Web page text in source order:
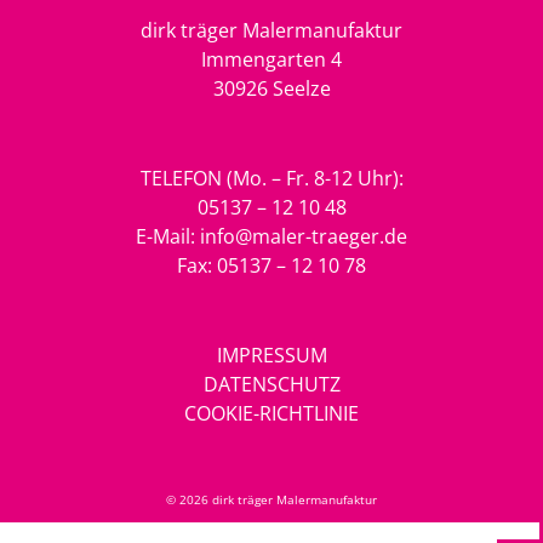
dirk träger Malermanufaktur
Immengarten 4
30926 Seelze
TELEFON (Mo. – Fr. 8-12 Uhr):
05137 – 12 10 48
E-Mail: info@maler-traeger.de
Fax: 05137 – 12 10 78
IMPRESSUM
DATENSCHUTZ
COOKIE-RICHTLINIE
© 2026 dirk träger Malermanufaktur